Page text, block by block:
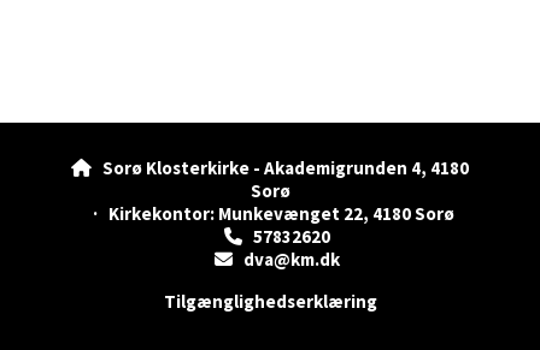
 Sorø Klosterkirke - Akademigrunden 4, 4180
Sorø
· Kirkekontor: Munkevænget 22, 4180 Sorø
 57832620

dva@km.dk
Tilgænglighedserklæring